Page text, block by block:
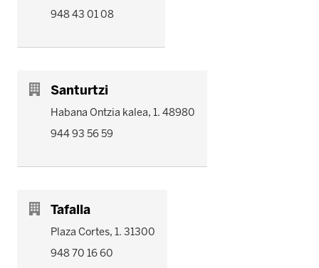
948 43 01 08
Santurtzi
Habana Ontzia kalea, 1. 48980
944 93 56 59
Tafalla
Plaza Cortes, 1. 31300
948 70 16 60